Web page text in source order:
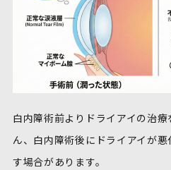
白内障術前よりドライアイの治
ん、白内障術後にドライアイが
す場合があります。